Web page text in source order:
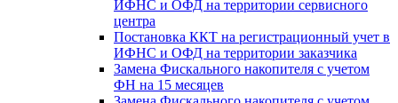
ИФНС и ОФД на территории сервисного
центра
Постановка ККТ на регистрационный учет в
ИФНС и ОФД на территории заказчика
Замена Фискального накопителя с учетом
ФН на 15 месяцев